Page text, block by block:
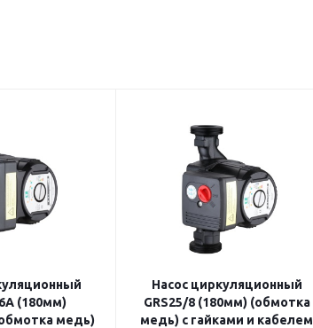
(180мм)
медь)
Насос циркуляционный
GRS25/8 (180мм) (обмотка
медь) с гайками и кабелем